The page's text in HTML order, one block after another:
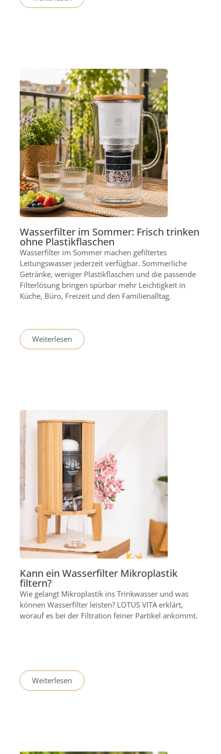
Wasserfilter im Sommer: Frisch trinken
ohne Plastikflaschen
Wasserfilter im Sommer machen gefiltertes
Leitungswasser jederzeit verfügbar. Sommerliche
Getränke, weniger Plastikflaschen und die passende
Filterlösung bringen spürbar mehr Leichtigkeit in
Küche, Büro, Freizeit und den Familienalltag.
Weiterlesen
Kann ein Wasserfilter Mikroplastik
filtern?
Wie gelangt Mikroplastik ins Trinkwasser und was
können Wasserfilter leisten? LOTUS VITA erklärt,
worauf es bei der Filtration feiner Partikel ankommt.
Weiterlesen